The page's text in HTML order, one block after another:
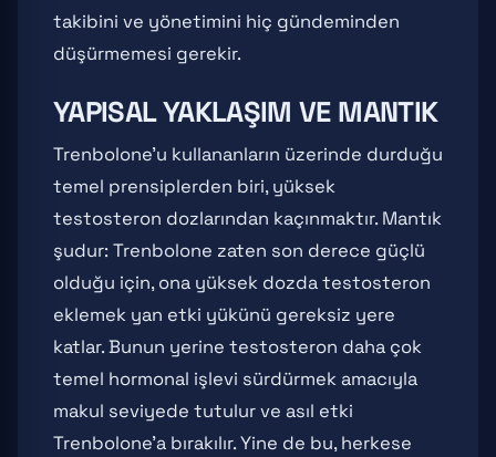
takibini ve yönetimini hiç gündeminden
düşürmemesi gerekir.
YAPISAL YAKLAŞIM VE MANTIK
Trenbolone'u kullananların üzerinde durduğu
temel prensiplerden biri, yüksek
testosteron dozlarından kaçınmaktır. Mantık
şudur: Trenbolone zaten son derece güçlü
olduğu için, ona yüksek dozda testosteron
eklemek yan etki yükünü gereksiz yere
katlar. Bunun yerine testosteron daha çok
temel hormonal işlevi sürdürmek amacıyla
makul seviyede tutulur ve asıl etki
Trenbolone'a bırakılır. Yine de bu, herkese